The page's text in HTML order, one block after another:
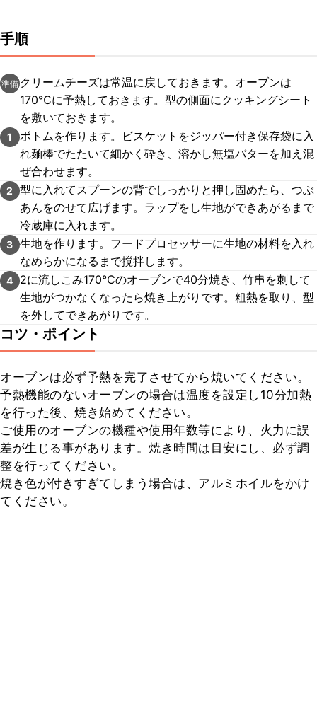
手順
準備 クリームチーズは常温に戻しておきます。オーブンは
170℃に予熱しておきます。型の側面にクッキングシート
を敷いておきます。
1
ボトムを作ります。ビスケットをジッパー付き保存袋に入
れ麺棒でたたいて細かく砕き、溶かし無塩バターを加え混
ぜ合わせます。
2
型に入れてスプーンの背でしっかりと押し固めたら、つぶ
あんをのせて広げます。ラップをし生地ができあがるまで
冷蔵庫に入れます。
3 生地を作ります。フードプロセッサーに生地の材料を入れ
なめらかになるまで撹拌します。
4
2に流しこみ170℃のオーブンで40分焼き、竹串を刺して
生地がつかなくなったら焼き上がりです。粗熱を取り、型
を外してできあがりです。
コツ・ポイント
オーブンは必ず予熱を完了させてから焼いてください。
予熱機能のないオーブンの場合は温度を設定し10分加熱
を行った後、焼き始めてください。
ご使用のオーブンの機種や使用年数等により、火力に誤
差が生じる事があります。焼き時間は目安にし、必ず調
整を行ってください。
焼き色が付きすぎてしまう場合は、アルミホイルをかけ
てください。